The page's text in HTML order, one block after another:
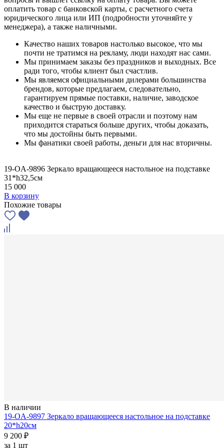
оплатить товар с банковской карты, с расчетного счета
юридического лица или ИП (подробности уточняйте у
менеджера), а также наличными.
Качество наших товаров настолько высокое, что мы
почти не тратимся на рекламу, люди находят нас сами.
Мы принимаем заказы без праздников и выходных. Все
ради того, чтобы клиент был счастлив.
Мы являемся официальными дилерами большинства
брендов, которые предлагаем, следовательно,
гарантируем прямые поставки, наличие, заводское
качество и быструю доставку.
Мы еще не первые в своей отрасли и поэтому нам
приходится стараться больше других, чтобы доказать,
что мы достойны быть первыми.
Мы фанатики своей работы, деньги для нас вторичны.
19-OA-9896 Зеркало вращающееся настольное на подставке
31*h32,5см
15 000
В корзину
Похожие товары
В наличии
19-OA-9897 Зеркало вращающееся настольное на подставке
20*h20см
9 200 ₽
за 1 шт